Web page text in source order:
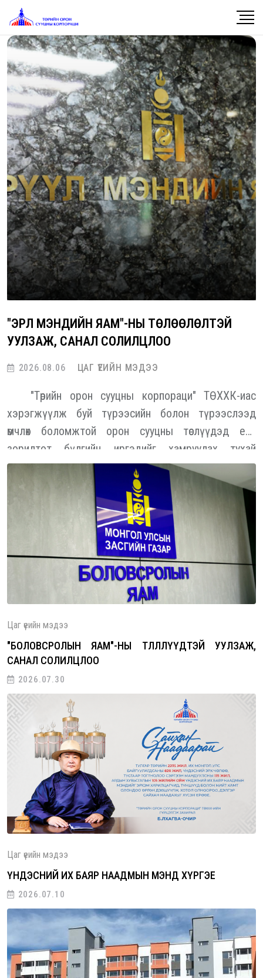
"ЭРҮҮЛ МЭНДИЙН ЯАМ"-НЫ ТӨЛӨӨЛӨЛТЭЙ
УУЛЗАЖ, САНАЛ СОЛИЛЦЛОО
2026.08.06 ЦАГ ҮЕИЙН МЭДЭЭ
"Төрийн орон сууцны корпораци" ТӨХХК-иас
хэрэгжүүлж буй түрээсийн болон түрээслээд
өмчлөх боломжтой орон сууцны төслүүдэд есөн
зорилтот бүлгийн иргэдийг хамруулах тухай
тусгайлсан журмыг Монгол Улсын Засгийн газраас
баталсан. Энэ есөн бүлэг дотор төрийн үйлчилгээний
алба хаагчид тодорхой хувийг эзэлж байна. Энэ
хүрээнд "ТОСК" ТӨХХК-иас "Эрүүл мэндийн яам"-
ны төлөөлөгчидтэй уулзаж, санал со…
Цаг үеийн мэдээ
"БОЛОВСРОЛЫН ЯАМ"-НЫ ТӨЛӨӨЛЛҮҮДТЭЙ УУЛЗАЖ,
САНАЛ СОЛИЛЦЛОО
2026.07.30
Цаг үеийн мэдээ
ҮНДЭСНИЙ ИХ БАЯР НААДМЫН МЭНД ХҮРГЭЕ
2026.07.10